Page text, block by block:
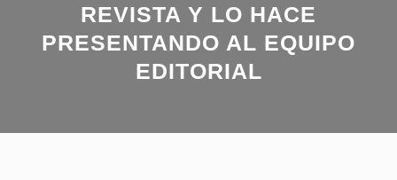
REVISTA Y LO HACE
PRESENTANDO AL EQUIPO
EDITORIAL